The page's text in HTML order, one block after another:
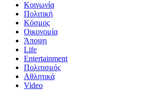
Κοινωνία
Πολιτική
Κόσμος
Οικονομία
Άποψη
Life
Entertainment
Πολιτισμός
Αθλητικά
Video